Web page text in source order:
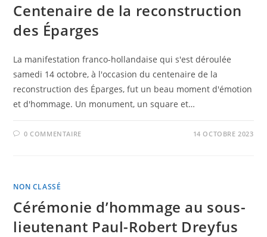
Centenaire de la reconstruction
des Éparges
La manifestation franco-hollandaise qui s'est déroulée
samedi 14 octobre, à l'occasion du centenaire de la
reconstruction des Éparges, fut un beau moment d'émotion
et d'hommage. Un monument, un square et…
0 COMMENTAIRE 14 OCTOBRE 2023
NON CLASSÉ
Cérémonie d’hommage au sous-
lieutenant Paul-Robert Dreyfus